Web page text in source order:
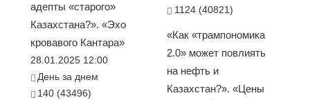
адепты «старого»
Казахстана?». «Эхо
кровавого Кантара»
28.01.2025 12:00
День за днем
140 (43496)
1124 (40821)
«Как «трампономика
2.0» может повлиять
на нефть и
Казахстан?». «Цены